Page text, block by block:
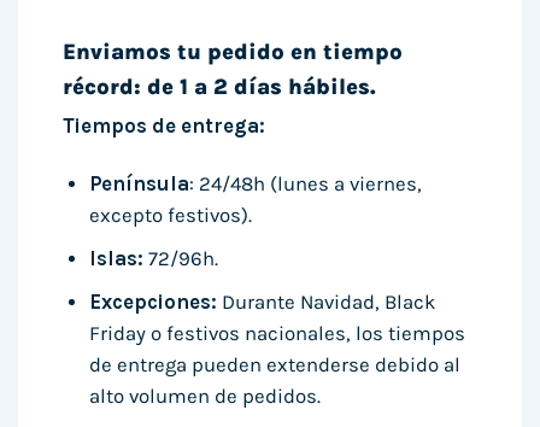
Enviamos tu pedido en tiempo
récord: de 1 a 2 días hábiles.
Tiempos de entrega:
Península: 24/48h (lunes a viernes,
excepto festivos).
Islas: 72/96h.
Excepciones: Durante Navidad, Black
Friday o festivos nacionales, los tiempos
de entrega pueden extenderse debido al
alto volumen de pedidos.